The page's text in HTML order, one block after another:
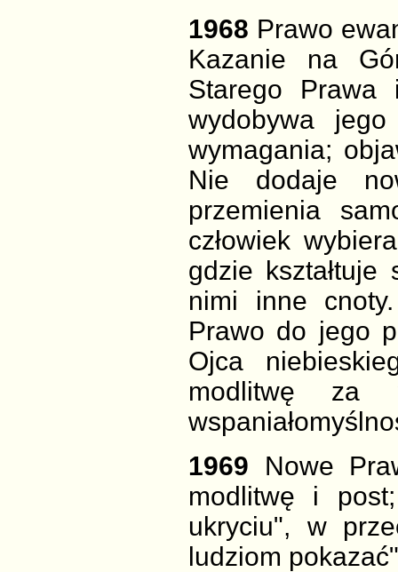
1968 Prawo
Kazanie na
Starego
wydobywa
wymagania;
Nie dodaje
przemienia
człowiek
gdzie
nimi inne
Prawo do jego
Ojca
modlitwę za
1969 Nowe
modlitwę i
ukryciu", w
ludziom pokazać"